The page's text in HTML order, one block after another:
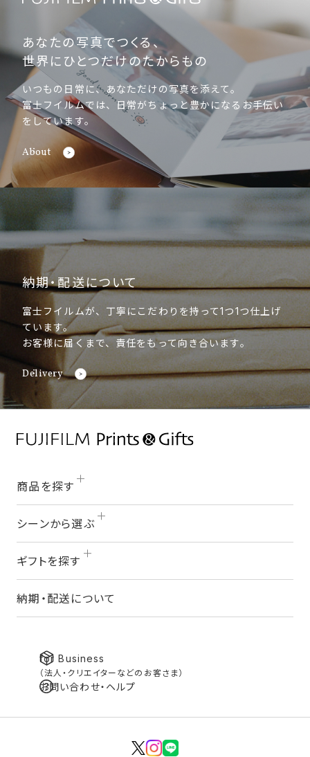
あなたの写真でつくる、
世界にひとつだけのたからもの
いつもの日常に、あなただけの写真を添えて。
富士フイルムでは、日常がちょっと豊かになるお手伝い
をしています。
About
納期・配送について
富士フイルムが、丁寧にこだわりを持って1つ1つ仕上げ
ています。
お客様に届くまで、責任をもって向き合います。
Delivery
商品を探す
シーンから選ぶ
ギフトを探す
納期・配送について
for Business
（法人・クリエイターなどのお客さま）
お問い合わせ・ヘルプ